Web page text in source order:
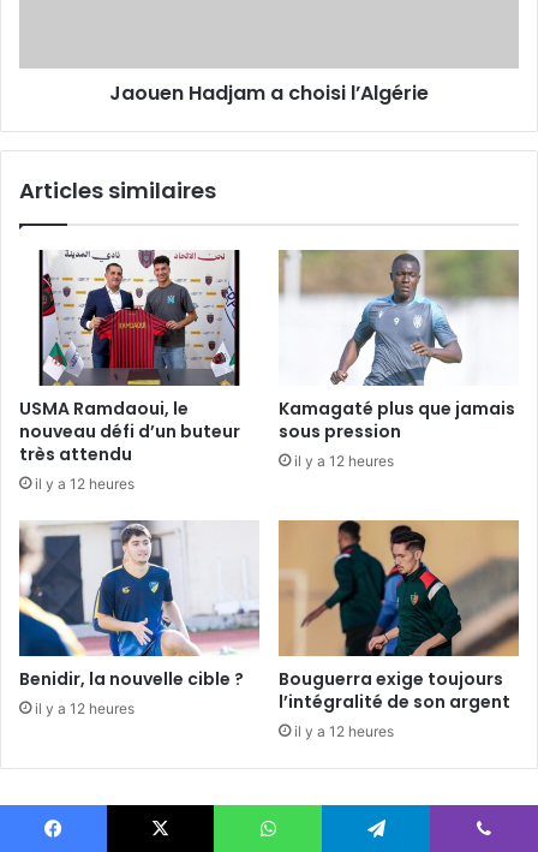
Jaouen Hadjam a choisi l’Algérie
Articles similaires
USMA Ramdaoui, le
nouveau défi d’un buteur
très attendu
il y a 12 heures
Kamagaté plus que jamais
sous pression
il y a 12 heures
Benidir, la nouvelle cible ?
il y a 12 heures
Bouguerra exige toujours
l’intégralité de son argent
il y a 12 heures